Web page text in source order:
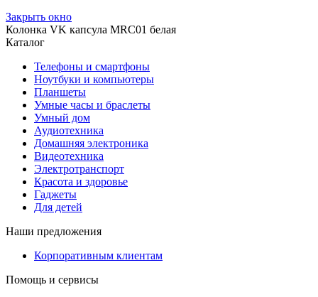
Закрыть окно
Колонка VK капсула MRC01 белая
Каталог
Телефоны и смартфоны
Ноутбуки и компьютеры
Планшеты
Умные часы и браслеты
Умный дом
Аудиотехника
Домашняя электроника
Видеотехника
Электротранспорт
Красота и здоровье
Гаджеты
Для детей
Наши предложения
Корпоративным клиентам
Помощь и сервисы